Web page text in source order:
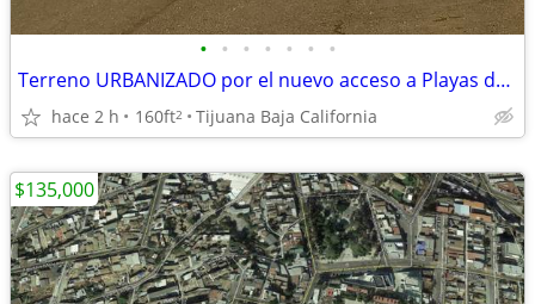
• • • • • • •
Terreno URBANIZADO por el nuevo acceso a Playas de Tijuana
hace 2 h 160ft2 Tijuana Baja California
$135,000